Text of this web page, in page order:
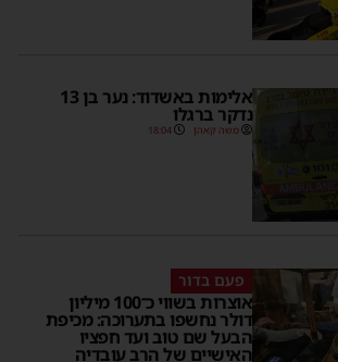
אלימות באשדוד: נער בן 13
נדקר ברגלו
משה קאהן 18:04
פעם בדור
אוצרות בשווי כ־100 מיליון
דולר נחשפו בתערוכה: מכיפת
הבעל שם טוב ועד חפציו
האישיים של הרב עובדיה